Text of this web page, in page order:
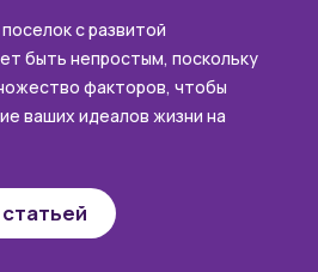
с развитой
быть непростым, поскольку
факторов, чтобы
ваших идеалов жизни на